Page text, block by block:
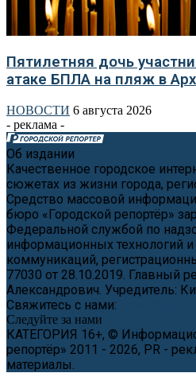
Пятилетняя дочь
атаке БПЛА на пляж в
НОВОСТИ 6 августа 2026
- реклама -
Об издании
Качественное городское
сюжетах из жизни города,
Средство массовой
бюро «Городской репортёр»
Федеральной службой по
информационных технологий
коммуникаций,
77030 от 28.10.2019. Главный
Александрович. Учредитель:
Свяжитесь с нами:
Следуйте за нами
КАТЕГОРИЯ 16+, ©
репортёр» 2011 - 2026, PR -
материалы.